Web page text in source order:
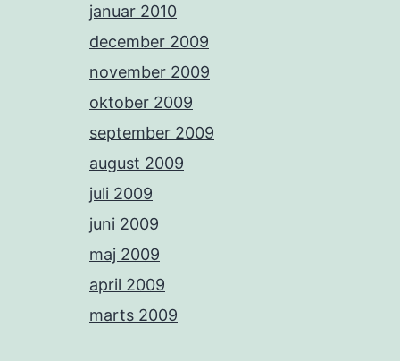
januar 2010
december 2009
november 2009
oktober 2009
september 2009
august 2009
juli 2009
juni 2009
maj 2009
april 2009
marts 2009